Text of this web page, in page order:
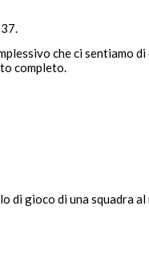
che ci sentiamo
completo.
di gioco di una squadra